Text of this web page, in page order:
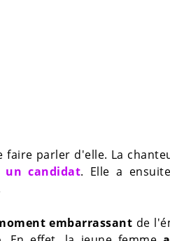
faire parler d'elle. La
un candidat. Elle a
embarrassant de